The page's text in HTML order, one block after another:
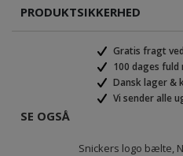
PRODUKTSIKKERHED
Gratis fragt
100 dages
Dansk lager &
Vi sender alle
SE OGSÅ
Snickers logo bælte,